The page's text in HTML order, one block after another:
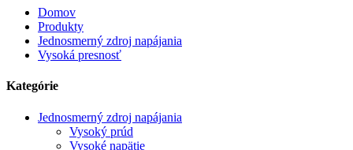
Domov
Produkty
Jednosmerný zdroj napájania
Vysoká presnosť
Kategórie
Jednosmerný zdroj napájania
Vysoký prúd
Vysoké napätie